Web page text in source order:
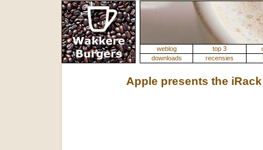
weblog top 3
downloads
recensies
Apple presents the iRack